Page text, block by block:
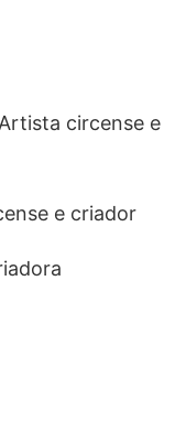
circense e
e criador